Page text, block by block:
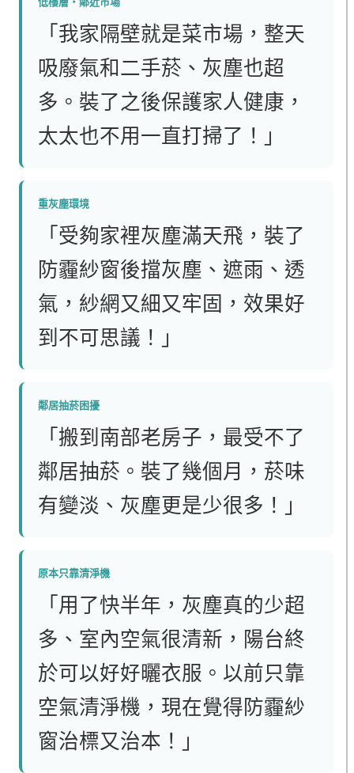
「我家隔壁就是菜市場，整天
吸廢氣和二手菸、灰塵也超
多。裝了之後保護家人健康，
太太也不用一直打掃了！」
重灰塵環境
「受夠家裡灰塵滿天飛，裝了
防霾紗窗後擋灰塵、遮雨、透
氣，紗網又細又牢固，效果好
到不可思議！」
鄰居抽菸困擾
「搬到南部老房子，最受不了
鄰居抽菸。裝了幾個月，菸味
有變淡、灰塵更是少很多！」
原本只靠清淨機
「用了快半年，灰塵真的少超
多、室內空氣很清新，陽台終
於可以好好曬衣服。以前只靠
空氣清淨機，現在覺得防霾紗
窗治標又治本！」